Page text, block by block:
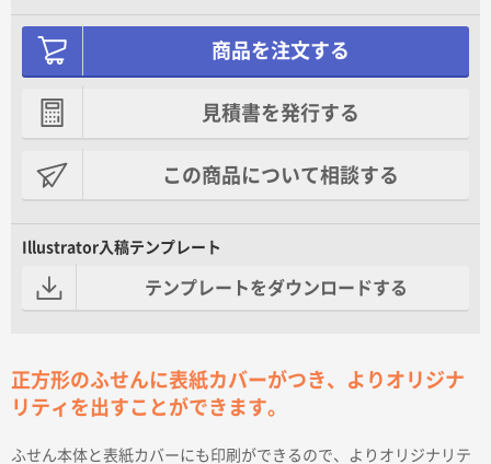
商品を注文する
見積書を発行する
この商品について相談する
Illustrator入稿テンプレート
テンプレートをダウンロードする
正方形のふせんに表紙カバーがつき、よりオリジナ
リティを出すことができます。
ふせん本体と表紙カバーにも印刷ができるので、よりオリジナリテ